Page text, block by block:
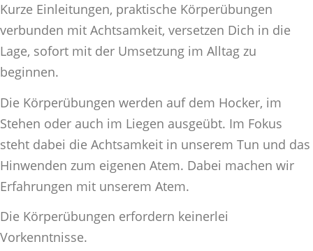
Kurze Einleitungen, praktische Körperübungen
verbunden mit Achtsamkeit, versetzen Dich in die
Lage, sofort mit der Umsetzung im Alltag zu
beginnen.
Die Körperübungen werden auf dem Hocker, im
Stehen oder auch im Liegen ausgeübt. Im Fokus
steht dabei die Achtsamkeit in unserem Tun und das
Hinwenden zum eigenen Atem. Dabei machen wir
Erfahrungen mit unserem Atem.
Die Körperübungen erfordern keinerlei
Vorkenntnisse.